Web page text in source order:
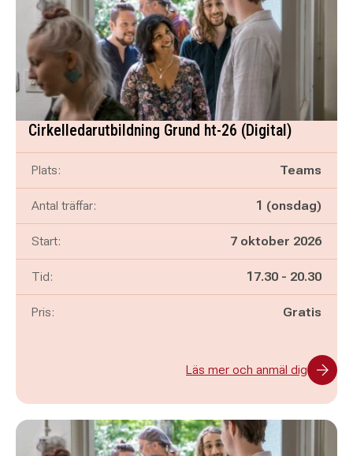
Cirkelledarutbildning Grund ht-26 (Digital)
Plats: Teams
Antal träffar: 1 (onsdag)
Start: 7 oktober 2026
Tid: Pågår mellan
17.30 - och
20.30
Pris: Gratis
Läs mer och anmäl dig